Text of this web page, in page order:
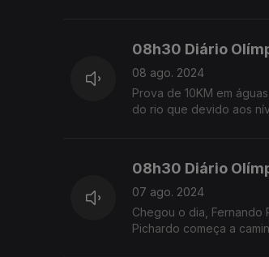
08h30 Diário
08 ago. 2024
Prova de 10KM em
do rio que devido aos
08h30 Diário
07 ago. 2024
Chegou o dia, Fernando
Pichardo começa a